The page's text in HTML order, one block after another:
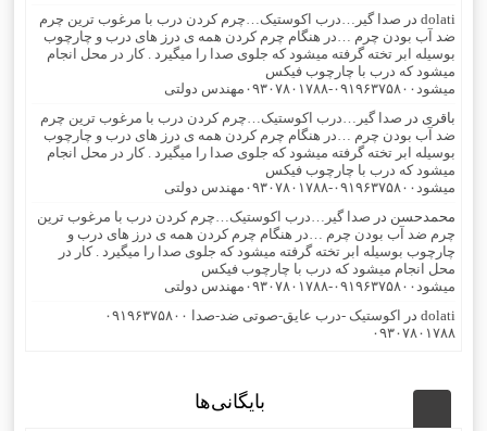
dolati در صدا گیر…درب اکوستیک…چرم کردن درب با مرغوب ترین چرم
ضد آب بودن چرم …در هنگام چرم کردن همه ی درز های درب و چارچوب
بوسیله ابر تخته گرفته میشود که جلوی صدا را میگیرد . کار در محل انجام
میشود که درب با چارچوب فیکس
میشود۰۹۱۹۶۳۷۵۸۰۰-۰۹۳۰۷۸۰۱۷۸۸مهندس دولتی
باقری در صدا گیر…درب اکوستیک…چرم کردن درب با مرغوب ترین چرم
ضد آب بودن چرم …در هنگام چرم کردن همه ی درز های درب و چارچوب
بوسیله ابر تخته گرفته میشود که جلوی صدا را میگیرد . کار در محل انجام
میشود که درب با چارچوب فیکس
میشود۰۹۱۹۶۳۷۵۸۰۰-۰۹۳۰۷۸۰۱۷۸۸مهندس دولتی
محمدحسن در صدا گیر…درب اکوستیک…چرم کردن درب با مرغوب ترین
چرم ضد آب بودن چرم …در هنگام چرم کردن همه ی درز های درب و
چارچوب بوسیله ابر تخته گرفته میشود که جلوی صدا را میگیرد . کار در
محل انجام میشود که درب با چارچوب فیکس
میشود۰۹۱۹۶۳۷۵۸۰۰-۰۹۳۰۷۸۰۱۷۸۸مهندس دولتی
dolati در
اکوستیک -درب عایق-صوتی ضد-صدا ۰۹۱۹۶۳۷۵۸۰۰
۰۹۳۰۷۸۰۱۷۸۸
بایگانی‌ها